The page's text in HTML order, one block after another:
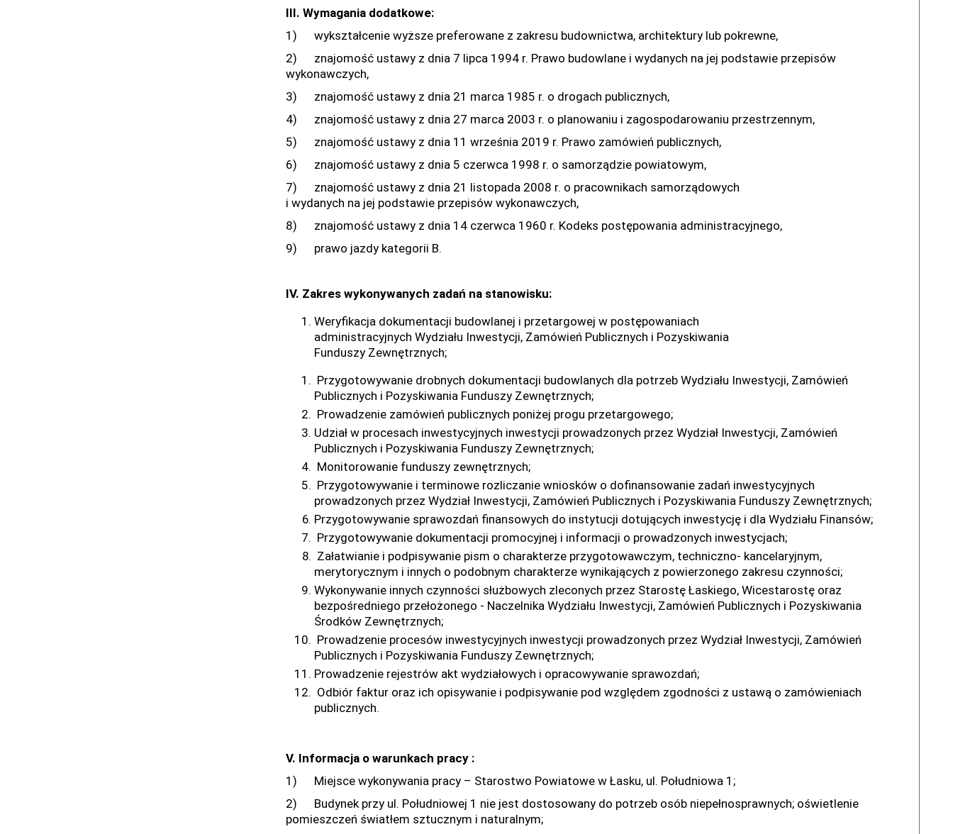
III. Wymagania dodatkowe:
1) wykształcenie wyższe preferowane z zakresu budownictwa, architektury lub pokrewne,
2) znajomość ustawy z dnia 7 lipca 1994 r. Prawo budowlane i wydanych na jej podstawie przepisów
wykonawczych,
3) znajomość ustawy z dnia 21 marca 1985 r. o drogach publicznych,
4) znajomość ustawy z dnia 27 marca 2003 r. o planowaniu i zagospodarowaniu przestrzennym,
5) znajomość ustawy z dnia 11 września 2019 r. Prawo zamówień publicznych,
6) znajomość ustawy z dnia 5 czerwca 1998 r. o samorządzie powiatowym,
7) znajomość ustawy z dnia 21 listopada 2008 r. o pracownikach samorządowych
i wydanych na jej podstawie przepisów wykonawczych,
8) znajomość ustawy z dnia 14 czerwca 1960 r. Kodeks postępowania administracyjnego,
9) prawo jazdy kategorii B.
IV. Zakres wykonywanych zadań na stanowisku:
Weryfikacja dokumentacji budowlanej i przetargowej w postępowaniach
administracyjnych Wydziału Inwestycji, Zamówień Publicznych i Pozyskiwania
Funduszy Zewnętrznych;
Przygotowywanie drobnych dokumentacji budowlanych dla potrzeb Wydziału Inwestycji, Zamówień
Publicznych i Pozyskiwania Funduszy Zewnętrznych;
Prowadzenie zamówień publicznych poniżej progu przetargowego;
Udział w procesach inwestycyjnych inwestycji prowadzonych przez Wydział Inwestycji, Zamówień
Publicznych i Pozyskiwania Funduszy Zewnętrznych;
Monitorowanie funduszy zewnętrznych;
Przygotowywanie i terminowe rozliczanie wniosków o dofinansowanie zadań inwestycyjnych
prowadzonych przez Wydział Inwestycji, Zamówień Publicznych i Pozyskiwania Funduszy Zewnętrznych;
Przygotowywanie sprawozdań finansowych do instytucji dotujących inwestycję i dla Wydziału Finansów;
Przygotowywanie dokumentacji promocyjnej i informacji o prowadzonych inwestycjach;
Załatwianie i podpisywanie pism o charakterze przygotowawczym, techniczno- kancelaryjnym,
merytorycznym i innych o podobnym charakterze wynikających z powierzonego zakresu czynności;
Wykonywanie innych czynności służbowych zleconych przez Starostę Łaskiego, Wicestarostę oraz
bezpośredniego przełożonego - Naczelnika Wydziału Inwestycji, Zamówień Publicznych i Pozyskiwania
Środków Zewnętrznych;
Prowadzenie procesów inwestycyjnych inwestycji prowadzonych przez Wydział Inwestycji, Zamówień
Publicznych i Pozyskiwania Funduszy Zewnętrznych;
Prowadzenie rejestrów akt wydziałowych i opracowywanie sprawozdań;
Odbiór faktur oraz ich opisywanie i podpisywanie pod względem zgodności z ustawą o zamówieniach
publicznych.
V. Informacja o warunkach pracy :
1) Miejsce wykonywania pracy – Starostwo Powiatowe w Łasku, ul. Południowa 1;
2) Budynek przy ul. Południowej 1 nie jest dostosowany do potrzeb osób niepełnosprawnych; oświetlenie
pomieszczeń światłem sztucznym i naturalnym;